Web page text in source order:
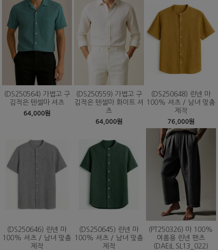
(DS250564) 가볍고 구
김적은 텐셀마 셔츠
64,000원
(DS250559) 가볍고 구
김적은 텐셀마 화이트 셔
츠
64,000원
(DS250648) 린넨 마
100% 셔츠 / 남녀 맞춤
제작
76,000원
(DS250646) 린넨 마
100% 셔츠 / 남녀 맞춤
제작
(DS250645) 린넨 마
100% 셔츠 / 남녀 맞춤
제작
(PT250326) 마 100%
여름용 린넨 팬츠
(DAEIL SL13_022)